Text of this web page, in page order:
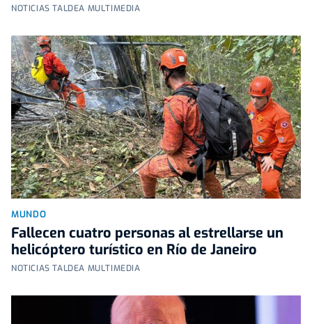
NOTICIAS TALDEA MULTIMEDIA
MUNDO
Fallecen cuatro personas al estrellarse un
helicóptero turístico en Río de Janeiro
NOTICIAS TALDEA MULTIMEDIA